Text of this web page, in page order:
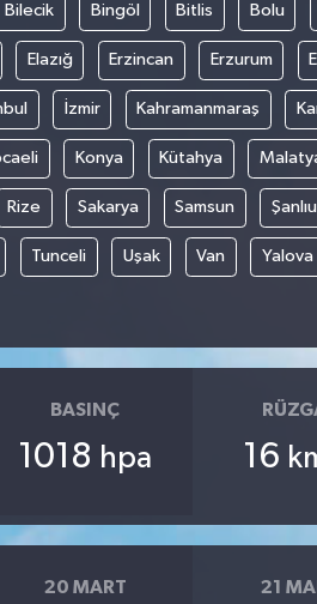
Bilecik Bingöl Bitlis Bolu
Elazığ Erzincan Erzurum
İzmir Kahramanmaraş
Konya Kütahya
Rize Sakarya Samsun
Tunceli Uşak Van Yalova
BASINÇ
1018 hpa 16
20 MART 21